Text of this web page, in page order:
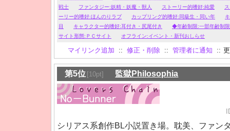
戦士
ファンタジー:妖精・妖魔・獣人 ストーリー的嗜好:純愛
ーリー的嗜好:ほんのりラブ
カップリング的嗜好:同級生・同い年
目
キャラクター的嗜好:耳付き・尻尾付き
◆年齢制限:一部年齢制
サイト形態:ＰＣサイト
オフライン:イベント・新刊おしらせ
マイリンク追加 :: 修正・削除 :: 管理者に通知 ::
第5位 [10pt] 監獄Philosophia
シリアス系創作BL小説置き場。耽美、ファン